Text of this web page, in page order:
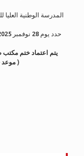
يتم اعتماد ختم
موعد)